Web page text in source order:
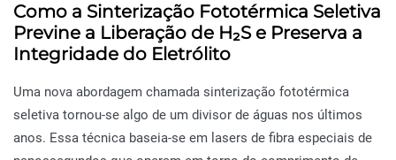
Como a Sinterização Fototérmica Seletiva
Previne a Liberação de H₂S e Preserva a
Integridade do Eletrólito
Uma nova abordagem chamada sinterização fototérmica
seletiva tornou-se algo de um divisor de águas nos últimos
anos. Essa técnica baseia-se em lasers de fibra especiais de